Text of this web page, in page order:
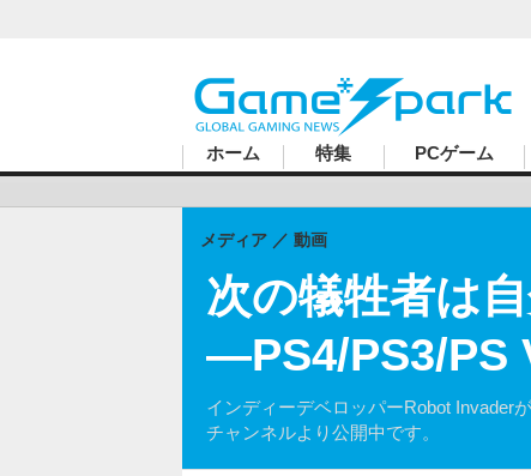
ホーム 特集 PCゲーム
次の犠牲者は
―PS4/PS3/PS
インディーデベロッパーRobot Invader
チャンネルより公開中です。
メディア 動画